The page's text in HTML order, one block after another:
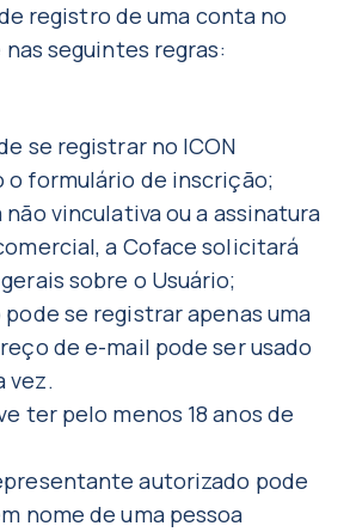
registro de uma conta no
nas seguintes regras:
se registrar no ICON
o formulário de inscrição;
vinculativa ou a assinatura
a Coface solicitará
sobre o Usuário;
pode se registrar apenas uma
de e-mail pode ser usado
vez.
ter pelo menos 18 anos de
autorizado pode
nome de uma pessoa